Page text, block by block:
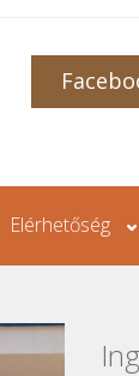
Elérhetőség